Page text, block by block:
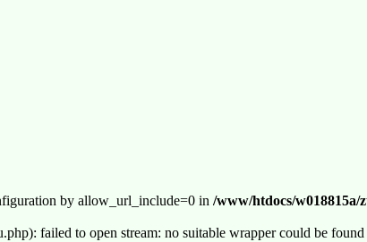
by allow_url_include=0 in /www/htdocs/
failed to open stream: no suitable wrapper could be found